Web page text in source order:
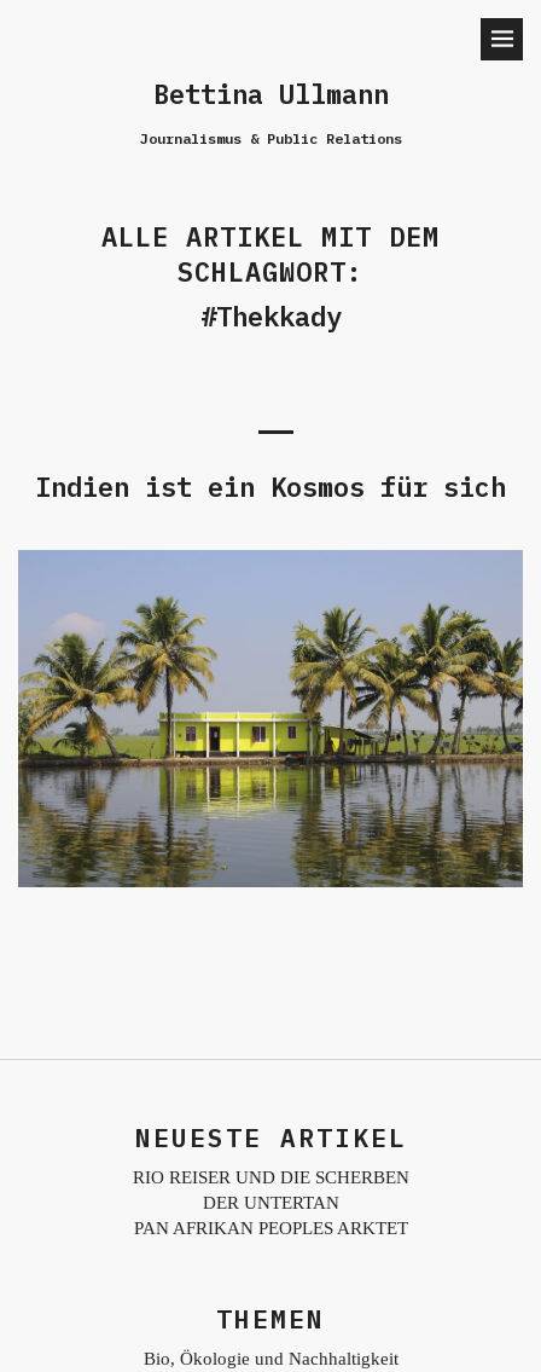
Bettina Ullmann
Journalismus & Public Relations
ALLE ARTIKEL MIT DEM
SCHLAGWORT:
Thekkady
Indien ist ein Kosmos für sich
NEUESTE ARTIKEL
RIO REISER UND DIE SCHERBEN
DER UNTERTAN
PAN AFRIKAN PEOPLES ARKTET
THEMEN
Bio, Ökologie und Nachhaltigkeit